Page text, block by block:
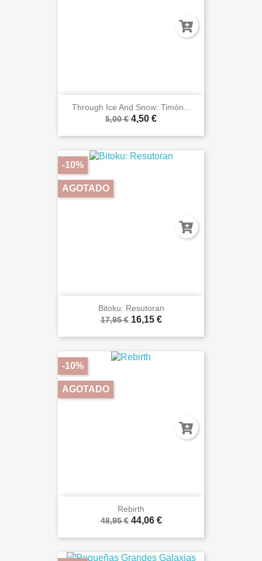
Through Ice And Snow: Timón...
5,00 € 4,50 €
Bitoku: Resutoran
17,95 € 16,15 €
-10%
AGOTADO
Rebirth
48,95 € 44,06 €
-10%
AGOTADO